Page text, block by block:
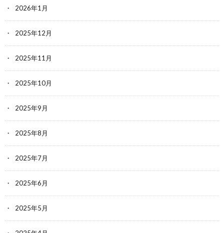
2026年1月
2025年12月
2025年11月
2025年10月
2025年9月
2025年8月
2025年7月
2025年6月
2025年5月